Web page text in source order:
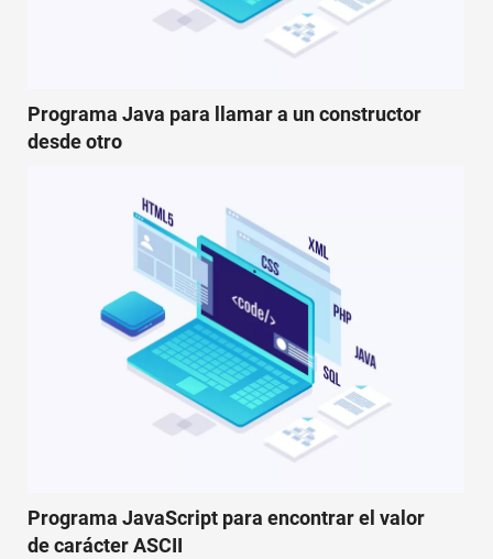
Programa Java para llamar a un constructor
desde otro
Programa JavaScript para encontrar el valor
de carácter ASCII